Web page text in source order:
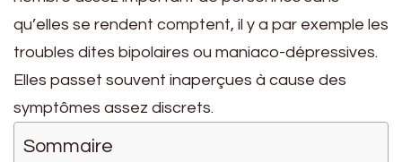
qu’elles se rendent comptent, il y a par exemple les
troubles dites bipolaires ou maniaco-dépressives.
Elles passet souvent inaperçues à cause des
symptômes assez discrets.
Sommaire